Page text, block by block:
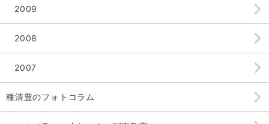
2009
2008
2007
種清豊のフォトコラム